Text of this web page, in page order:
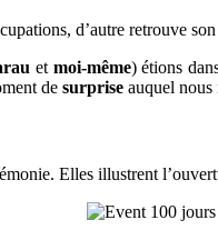
d’autre retrouve
et moi-même) étions
de surprise auquel nous
Elles illustrent